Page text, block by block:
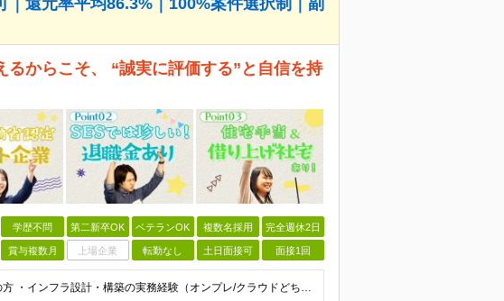
還元率平均86.3%｜100%案件選択制｜副
からこそ、 “誠実に評価する”と自信を持
学歴不問 第二新卒OK ベテランOK 複数名採用 完全週休2日
賞与複数月 上場企業 転勤なし 土日面接可 面接1回
◆以下のいずれかの経験をお持ちの方 ・インフラ設計・構築の実務経験（オンプレ/クラウドどちらもOK） ・クラウド環境下での運用保守に関する実務経験 ◆学歴不問 ＜こんな方は特に歓迎します＞ ◎これま